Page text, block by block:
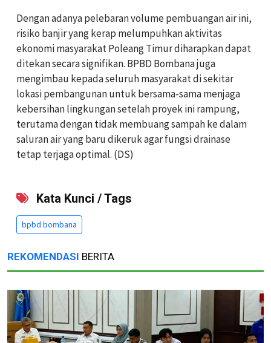
Dengan adanya pelebaran volume pembuangan air ini,
risiko banjir yang kerap melumpuhkan aktivitas
ekonomi masyarakat Poleang Timur diharapkan dapat
ditekan secara signifikan. BPBD Bombana juga
mengimbau kepada seluruh masyarakat di sekitar
lokasi pembangunan untuk bersama-sama menjaga
kebersihan lingkungan setelah proyek ini rampung,
terutama dengan tidak membuang sampah ke dalam
saluran air yang baru dikeruk agar fungsi drainase
tetap terjaga optimal. (DS)
Kata Kunci / Tags
bpbd bombana
REKOMENDASI BERITA